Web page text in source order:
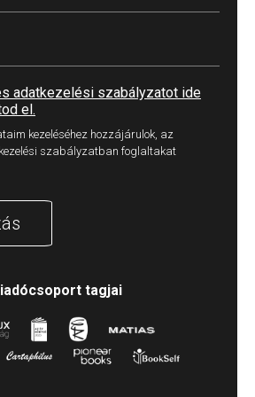
adatkezelési szabályzatot ide
el.
kezeléséhez hozzájárulok, az
szabályzatban foglaltakat
tagjai